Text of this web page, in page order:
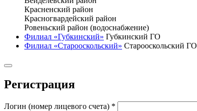
Красненский район
Красногвардейский район
Ровеньский район (водоснабжение)
Филиал «Губкинский» Губкинский ГО
Филиал «Старооскольский» Старооскольский ГО
Регистрация
Логин (номер лицевого счета) *